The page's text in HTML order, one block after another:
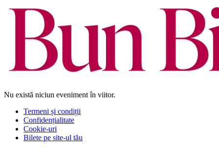
Nu există niciun eveniment în viitor.
Termeni și condiții
Confidențialitate
Cookie-uri
Bilete pe site-ul tău